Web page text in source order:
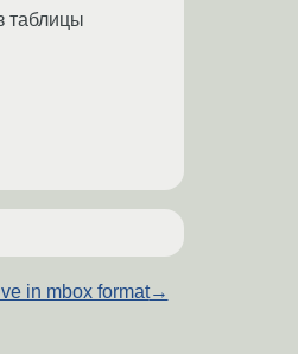
таблицы
in mbox format→